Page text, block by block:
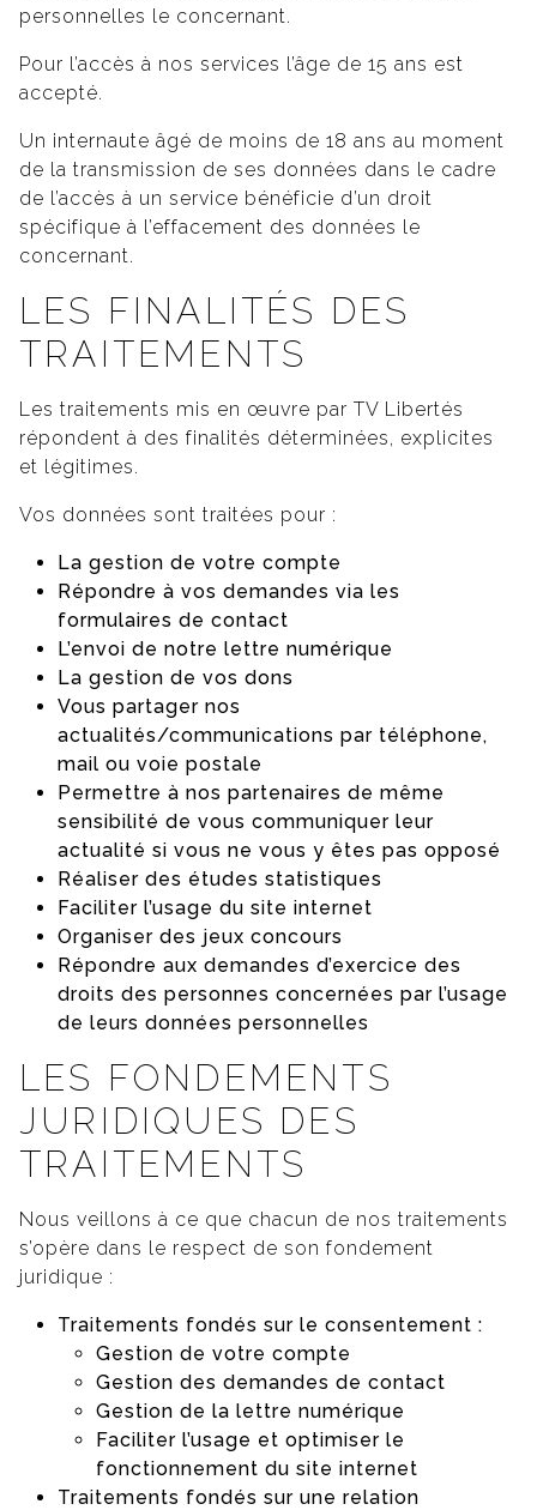
personnelles le concernant.
Pour l’accès à nos services l’âge de 15 ans est
accepté.
Un internaute âgé de moins de 18 ans au moment
de la transmission de ses données dans le cadre
de l’accès à un service bénéficie d’un droit
spécifique à l’effacement des données le
concernant.
LES FINALITÉS DES
TRAITEMENTS
Les traitements mis en œuvre par TV Libertés
répondent à des finalités déterminées, explicites
et légitimes.
Vos données sont traitées pour :
La gestion de votre compte
Répondre à vos demandes via les
formulaires de contact
L’envoi de notre lettre numérique
La gestion de vos dons
Vous partager nos
actualités/communications par téléphone,
mail ou voie postale
Permettre à nos partenaires de même
sensibilité de vous communiquer leur
actualité si vous ne vous y êtes pas opposé
Réaliser des études statistiques
Faciliter l’usage du site internet
Organiser des jeux concours
Répondre aux demandes d’exercice des
droits des personnes concernées par l’usage
de leurs données personnelles
LES FONDEMENTS
JURIDIQUES DES
TRAITEMENTS
Nous veillons à ce que chacun de nos traitements
s’opère dans le respect de son fondement
juridique :
Traitements fondés sur le consentement :
Gestion de votre compte
Gestion des demandes de contact
Gestion de la lettre numérique
Faciliter l’usage et optimiser le
fonctionnement du site internet
Traitements fondés sur une relation